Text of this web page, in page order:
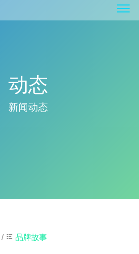
动态
新闻动态
/ 品牌故事